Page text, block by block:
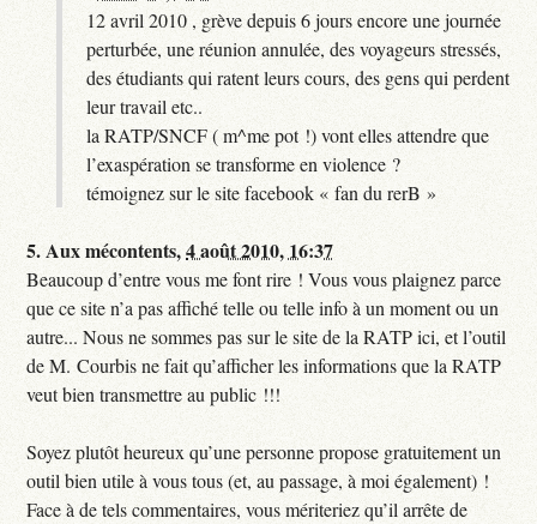
12 avril 2010 , grève depuis 6 jours encore une journée
perturbée, une réunion annulée, des voyageurs stressés,
des étudiants qui ratent leurs cours, des gens qui perdent
leur travail etc..
la RATP/SNCF ( m^me pot !) vont elles attendre que
l’exaspération se transforme en violence ?
témoignez sur le site facebook « fan du rerB »
5.Aux mécontents,4 août 2010, 16:37
Beaucoup d’entre vous me font rire ! Vous vous plaignez parce
que ce site n’a pas affiché telle ou telle info à un moment ou un
autre... Nous ne sommes pas sur le site de la RATP ici, et l’outil
de M. Courbis ne fait qu’afficher les informations que la RATP
veut bien transmettre au public !!!
Soyez plutôt heureux qu’une personne propose gratuitement un
outil bien utile à vous tous (et, au passage, à moi également) !
Face à de tels commentaires, vous mériteriez qu’il arrête de